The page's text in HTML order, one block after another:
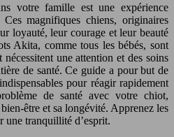
votre famille est une expérience
Ces magnifiques chiens, originaires
loyauté, leur courage et leur beauté
Akita, comme tous les bébés, sont
une attention et des soins
de santé. Ce guide a pour but de
pour réagir rapidement
de santé avec votre chiot,
être et sa longévité. Apprenez les
une tranquillité d’esprit.